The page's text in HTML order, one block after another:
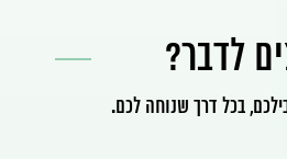
לדבר?
בכל דרך שנוחה לכם.